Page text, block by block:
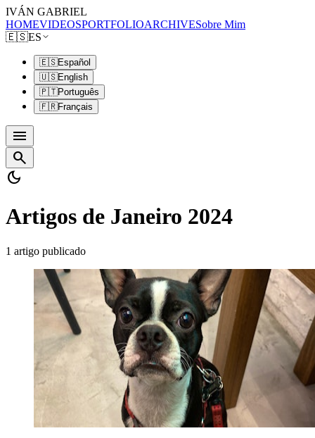
IVÁN GABRIEL
HOMEVIDEOSPORTFOLIOARCHIVESobre Mim
🇪🇸ES
🇪🇸Español
🇺🇸English
🇵🇹Português
🇫🇷Français
menu
search
dark_mode
Artigos de Janeiro 2024
1 artigo publicado